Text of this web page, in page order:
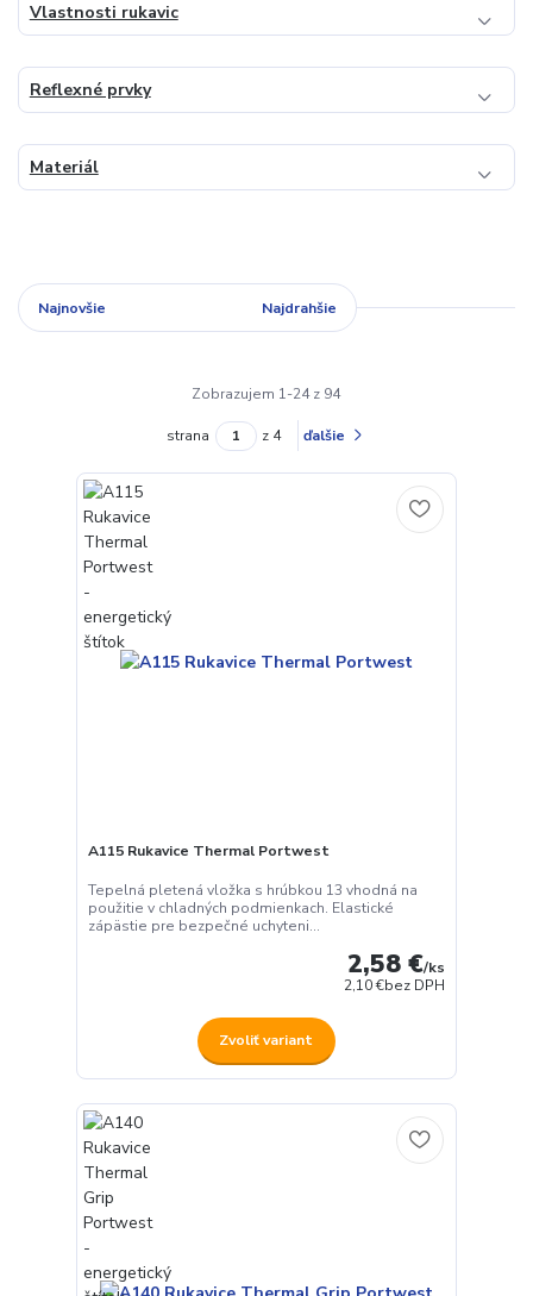
Vlastnosti rukavic
Reflexné prvky
Materiál
Najnovšie Najdrahšie
Zobrazujem 1-24 z 94
strana z 4 ďalšie
A115 Rukavice Thermal Portwest
Tepelná pletená vložka s hrúbkou 13 vhodná na
použitie v chladných podmienkach. Elastické
zápästie pre bezpečné uchyteni...
2,58 €/ks
2,10 €bez DPH
Zvoliť variant